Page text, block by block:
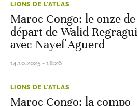
LIONS DE L'ATLAS
Maroc-Congo: le onze de
départ de Walid Regragui
avec Nayef Aguerd
14.10.2025 - 18:26
LIONS DE L'ATLAS
Maroc-Congo: la compo